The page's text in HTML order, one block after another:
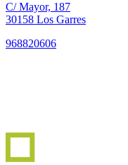
C/ Mayor, 187
30158 Los Garres
968820606